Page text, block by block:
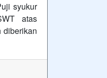
syukur
atas
diberikan